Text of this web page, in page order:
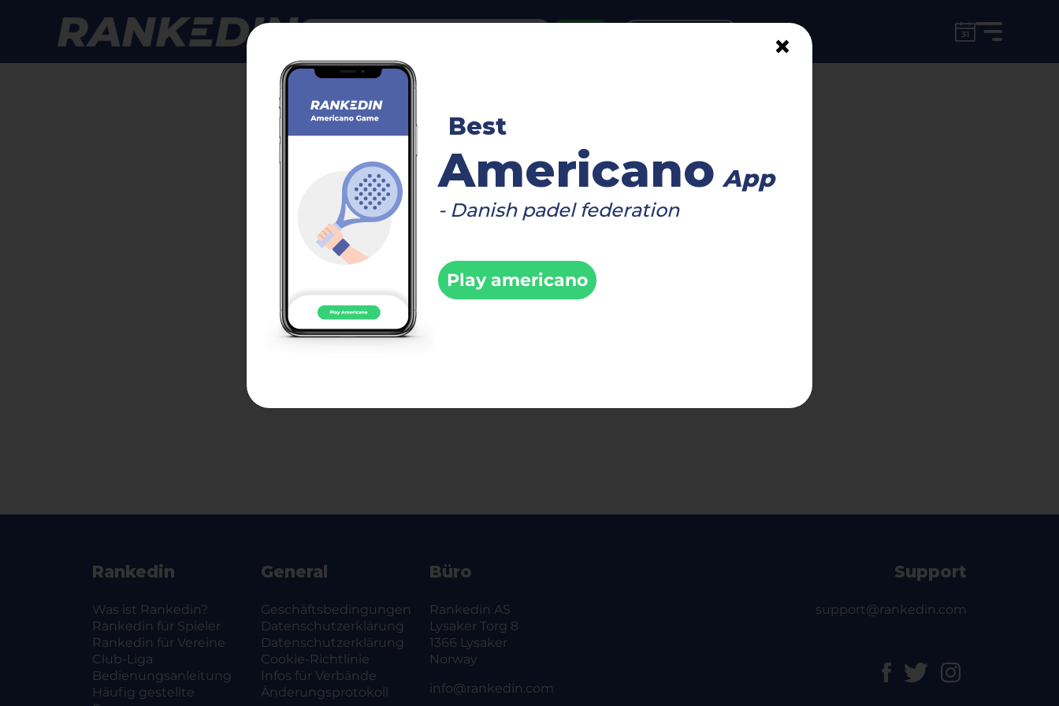
GPS 500 Herren - 4 Courts - Magdeburg - PADEL LOFT
Beim Turnier anmelden
Anmeldung geschlossen
Zur Turnierseite
×
Best
Americano App
- Danish padel federation
Play americano
Rankedin
Was ist Rankedin?
Rankedin für Spieler
Rankedin für Vereine
Club-Liga
Bedienungsanleitung
Häufig gestellte
General
Geschäftsbedingungen
Datenschutzerklärung
Datenschutzerklärung
Cookie-Richtlinie
Infos für Verbände
Änderungsprotokoll
Büro
Rankedin AS
Lysaker Torg 8
1366 Lysaker
Norway
info@rankedin.com
Support
support@rankedin.com